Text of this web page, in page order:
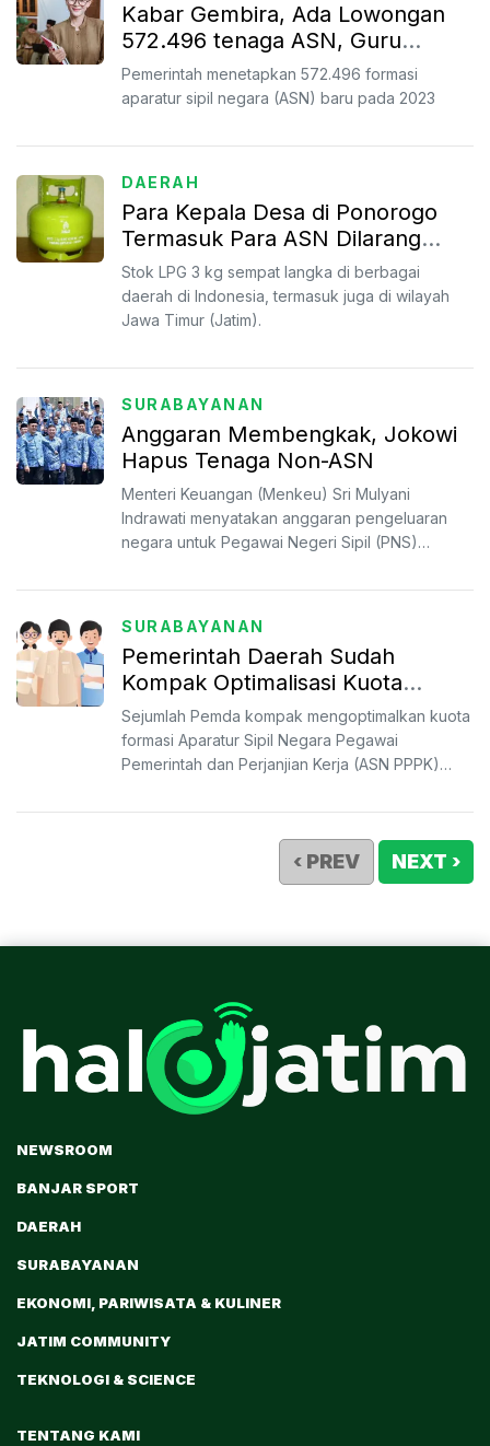
Kabar Gembira, Ada Lowongan
572.496 tenaga ASN, Guru
hingga Tenaga Kesehatan, Dibuka
Mulai September
Pemerintah menetapkan 572.496 formasi
aparatur sipil negara (ASN) baru pada 2023
DAERAH
Para Kepala Desa di Ponorogo
Termasuk Para ASN Dilarang
Pakai gas LPG 3 Kg
Stok LPG 3 kg sempat langka di berbagai
daerah di Indonesia, termasuk juga di wilayah
Jawa Timur (Jatim).
SURABAYANAN
Anggaran Membengkak, Jokowi
Hapus Tenaga Non-ASN
Menteri Keuangan (Menkeu) Sri Mulyani
Indrawati menyatakan anggaran pengeluaran
negara untuk Pegawai Negeri Sipil (PNS)
SURABAYANAN
Pemerintah Daerah Sudah
Kompak Optimalisasi Kuota
Formasi Guru ASN PPPK 2023
Sejumlah Pemda kompak mengoptimalkan kuota
formasi Aparatur Sipil Negara Pegawai
Pemerintah dan Perjanjian Kerja (ASN PPPK)
‹ PREV NEXT ›
NEWSROOM
BANJAR SPORT
DAERAH
SURABAYANAN
EKONOMI, PARIWISATA & KULINER
JATIM COMMUNITY
TEKNOLOGI & SCIENCE
TENTANG KAMI